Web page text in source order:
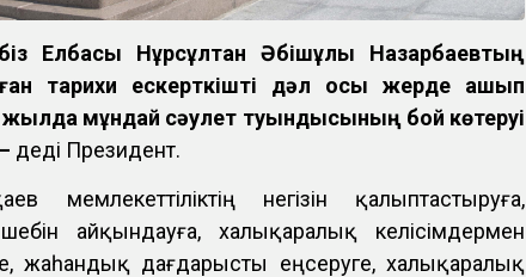
біз Елбасы Нұрсұлтан Әбішұлы Назарбаевтың
тарихи ескерткішті дәл осы жерде ашып
мұндай сәулет туындысының бой көтеруі
деді Президент.
мемлекеттіліктің негізін қалыптастыруға,
айқындауға, халықаралық келісімдермен
жаһандық дағдарысты еңсеруге, халықаралық